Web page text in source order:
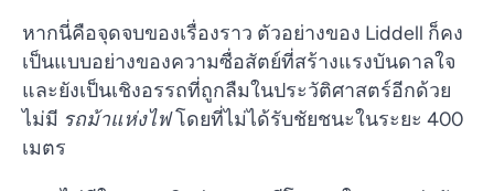
หากนี่คือจุดจบของเรื่องราว ตัวอย่างของ Liddell ก็คง
เป็นแบบอย่างของความซื่อสัตย์ที่สร้างแรงบันดาลใจ
และยังเป็นเชิงอรรถที่ถูกลืมในประวัติศาสตร์อีกด้วย
ไม่มี รถม้าแห่งไฟโดยที่ไม่ได้รับชัยชนะในระยะ 400
เมตร